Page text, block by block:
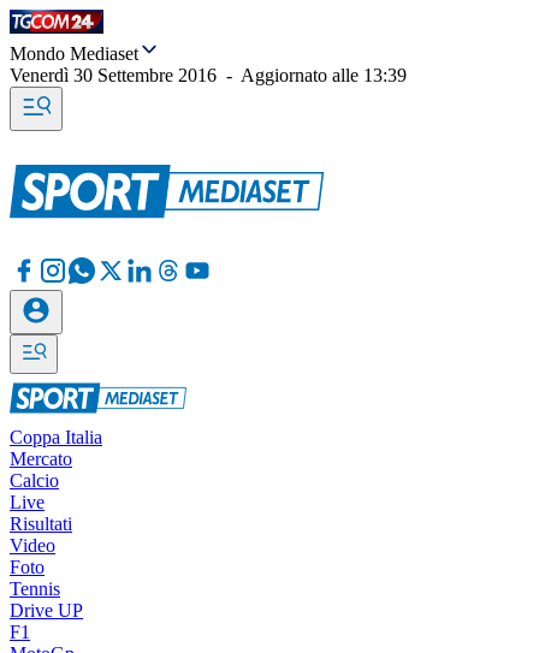
Mondo Mediaset
Venerdì 30 Settembre 2016 - Aggiornato alle 13:39
Coppa Italia
Mercato
Calcio
Live
Risultati
Video
Foto
Tennis
Drive UP
F1